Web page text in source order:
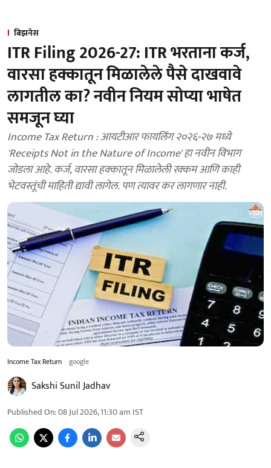
बिझनेस
ITR Filing 2026-27: ITR भरताना कर्ज,
वारसा हक्कातून मिळालेले पैसे दाखवावे
लागतील का? नवीन नियम सोप्या भाषेत
समजून घ्या
Income Tax Return : आयटीआर फायलिंग २०२६-२७ मध्ये
'Receipts Not in the Nature of Income' हा नवीन विभाग
जोडला आहे. कर्ज, वारसा हक्कातून मिळालेली रक्कम आणि काही
भेटवस्तूंची माहिती द्यावी लागेल. पण त्यावर कर लागणार नाही.
Income Tax Return google
Sakshi Sunil Jadhav
Published On:08 Jul 2026, 11:30 am IST